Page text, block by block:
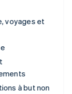
voyages et
à but non